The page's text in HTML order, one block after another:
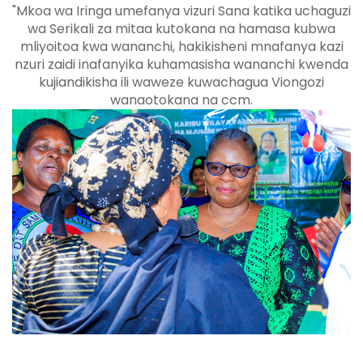
"Mkoa wa Iringa umefanya vizuri Sana katika uchaguzi
wa Serikali za mitaa kutokana na hamasa kubwa
mliyoitoa kwa wananchi, hakikisheni mnafanya kazi
nzuri zaidi inafanyika kuhamasisha wananchi kwenda
kujiandikisha ili waweze kuwachagua Viongozi
wanaotokana na ccm.